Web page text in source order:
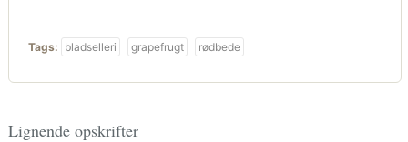
Tags: bladselleri grapefrugt rødbede
Lignende opskrifter